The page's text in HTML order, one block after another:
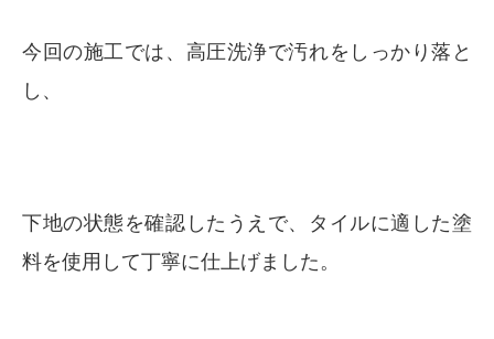
今回の施工では、高圧洗浄で汚れをしっかり落と
し、
下地の状態を確認したうえで、タイルに適した塗
料を使用して丁寧に仕上げました。